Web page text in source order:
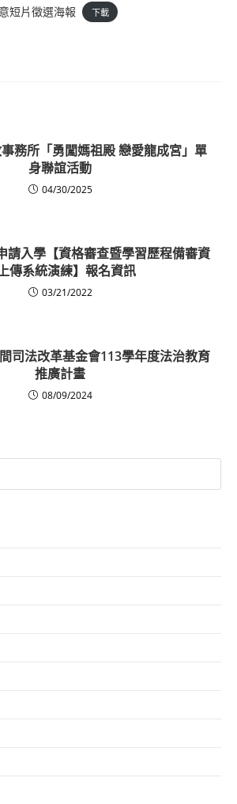
短片徵選海報 下載
務所「勇闖媽祖殿 戀愛龍成宮」單
身聯誼活動
04/30/2025
請入學【資格審查暨學習歷程備審資
傳系統演練】報名資訊
03/21/2022
司法改革基金會113學年度法治教育
推廣計畫
08/09/2024